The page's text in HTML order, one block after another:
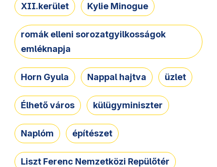
XII.kerület Kylie Minogue
romák elleni sorozatgyilkosságok
emléknapja
Horn Gyula Nappal hajtva üzlet
Élhető város külügyminiszter
Naplóm építészet
Liszt Ferenc Nemzetközi Repülőtér